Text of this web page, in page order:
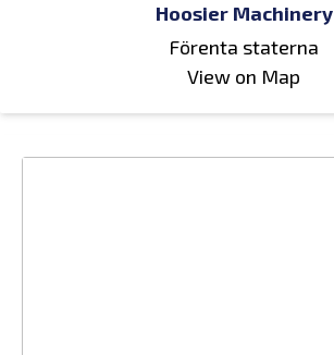
Hoosier Machinery
Förenta staterna
View on Map